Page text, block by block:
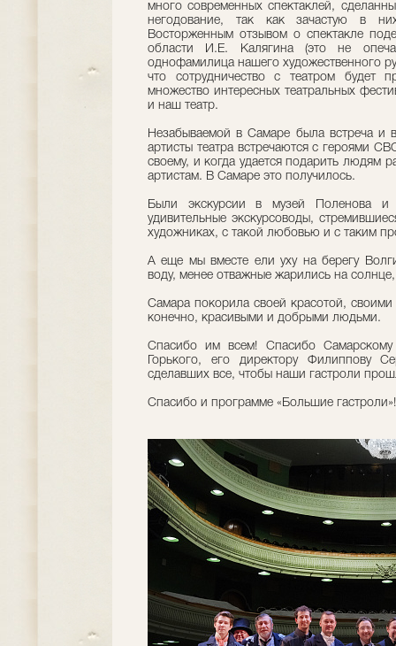
много современных спектаклей,
негодование, так как зачастую в
Восторженным отзывом о спектакле
области И.Е. Калягина (это не
однофамилица нашего художественного
что сотрудничество с театром будет
множество интересных театральных
и наш театр.
Незабываемой в Самаре была встреча и
артисты театра встречаются с героями
своему, и когда удается подарить людям
артистам. В Самаре это получилось.
Были экскурсии в музей Поленова
удивительные экскурсоводы,
художниках, с такой любовью и с таким
А еще мы вместе ели уху на берегу
воду, менее отважные жарились на
Самара покорила своей красотой,
конечно, красивыми и добрыми людьми.
Спасибо им всем! Спасибо
Горького, его директору Филиппову
сделавших все, чтобы наши гастроли
Спасибо и программе «Большие гастроли»!